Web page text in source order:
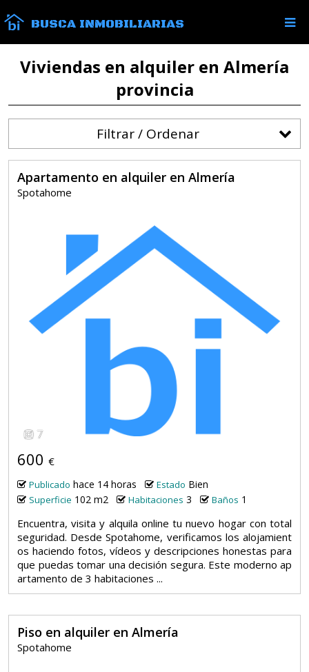
BUSCA INMOBILIARIAS
Viviendas en alquiler en Almería
provincia
Filtrar / Ordenar
Apartamento en alquiler en Almería
Spotahome
7
600 €
Publicado hace 14 horas Estado Bien
Superficie 102 m2 Habitaciones 3 Baños 1
Encuentra, visita y alquila online tu nuevo hogar con total
seguridad. Desde Spotahome, verificamos los alojamient
os haciendo fotos, vídeos y descripciones honestas para
que puedas tomar una decisión segura. Este moderno ap
artamento de 3 habitaciones ...
Piso en alquiler en Almería
Spotahome